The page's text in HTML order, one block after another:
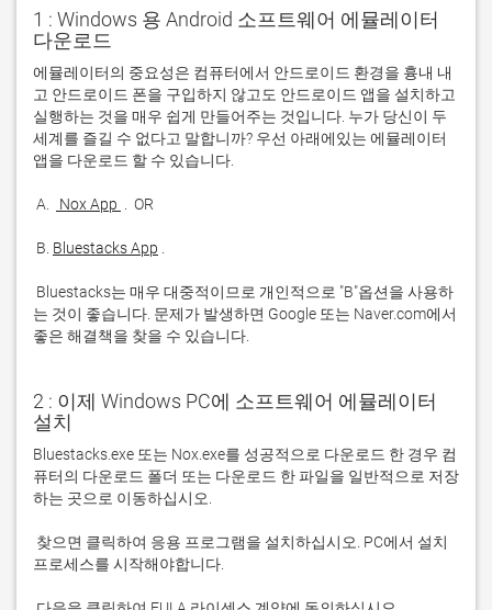
1 : Windows 용 Android 소프트웨어 에뮬레이터
다운로드
에뮬레이터의 중요성은 컴퓨터에서 안드로이드 환경을 흉내 내
고 안드로이드 폰을 구입하지 않고도 안드로이드 앱을 설치하고
실행하는 것을 매우 쉽게 만들어주는 것입니다. 누가 당신이 두
세계를 즐길 수 없다고 말합니까? 우선 아래에있는 에뮬레이터
A. Nox App
B. Bluestacks App
는 것이 좋습니다. 문제가 발생하면 Google 또는 Naver.com에서
좋은 해결책을 찾을 수 있습니다.
2 : 이제 Windows PC에 소프트웨어 에뮬레이터
설치
Bluestacks.exe 또는 Nox.exe를 성공적으로 다운로드 한 경우 컴
퓨터의 다운로드 폴더 또는 다운로드 한 파일을 일반적으로 저장